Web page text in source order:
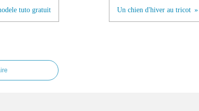
tuto gratuit Un chien d'hiver au tricot